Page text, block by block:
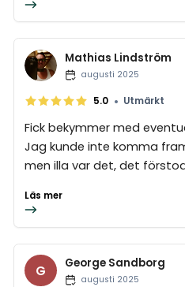
Mathias Lindström
augusti 2025
5.0 • Utmärkt
Fick bekymmer med
Jag kunde inte komma
men illa var det, det förstod
Läs mer
G George Sandborg
augusti 2025